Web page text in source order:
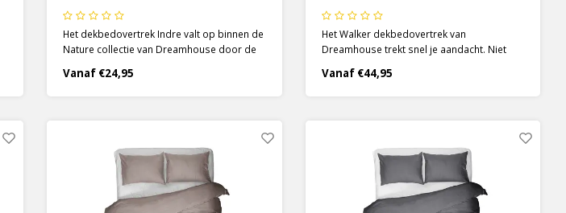
Het dekbedovertrek Indre valt op binnen de
Nature collectie van Dreamhouse door de
bomen. De Nature collectie staat vol prints
met bloemen en bladeren, en Indre heeft dit
Vanaf €24,95
Het Walker dekbedovertrek van
Dreamhouse trekt snel je aandacht. Niet
groene kleuren die er gebruikt, of zelfs
door de indrukwekkende bladeren van die
Vanaf €44,95